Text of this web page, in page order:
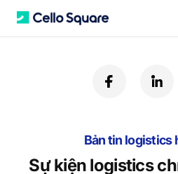
C
f
a
b
o
i
e
Bản tin logistics
Sự kiện logistics